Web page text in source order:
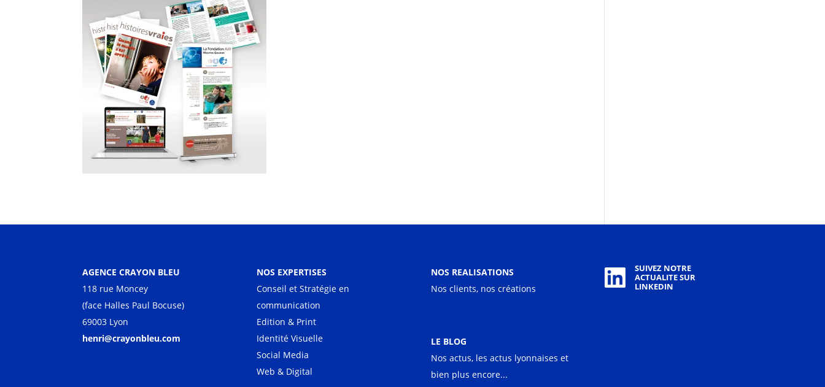
AGENCE CRAYON BLEU
118 rue Moncey
(face Halles Paul Bocuse)
69003 Lyon
henri@crayonbleu.com
NOS EXPERTISES
Conseil et Stratégie en
communication
Edition & Print
Identité Visuelle
Social Media
Web & Digital
NOS REALISATIONS
Nos clients, nos créations
LE BLOG
Nos actus, les actus lyonnaises et
bien plus encore...
SUIVEZ NOTRE
ACTUALITE SUR
LINKEDIN